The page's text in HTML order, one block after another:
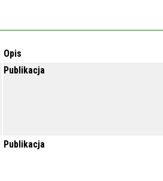
Opis
Publikacja
Publikacja